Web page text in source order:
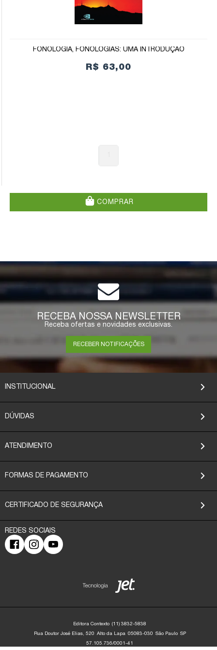
FONOLOGIA, FONOLOGIAS: UMA INTRODUÇÃO
R$ 63,00
COMPRAR
RECEBA NOSSA NEWSLETTER
Receba ofertas e novidades exclusivas.
RECEBER NOTIFICAÇÕES
INSTITUCIONAL
DÚVIDAS
ATENDIMENTO
FORMAS DE PAGAMENTO
CERTIFICADO DE SEGURANÇA
Editora Contexto (11) 3832-5838
Rua Doutor José Elias, 520 Alto da Lapa 05083-030 São Paulo SP
57.105.736/0001-41